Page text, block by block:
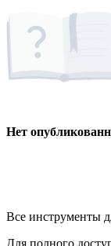
Нет
Все инструменты
Для полного